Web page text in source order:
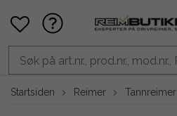
Startsiden Reimer Tannreimer